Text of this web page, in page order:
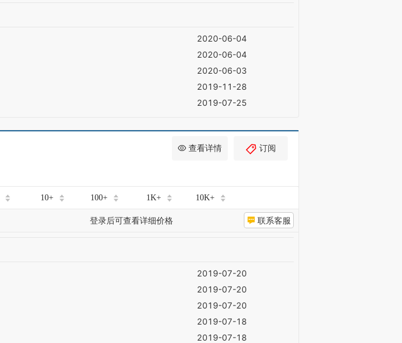
2020-06-04
2020-06-04
2020-06-03
2019-11-28
2019-07-25
查看详情 订阅
10+ 100+ 1K+ 10K+
登录后可查看详细价格 联系客服
2019-07-20
2019-07-20
2019-07-20
2019-07-18
2019-07-18